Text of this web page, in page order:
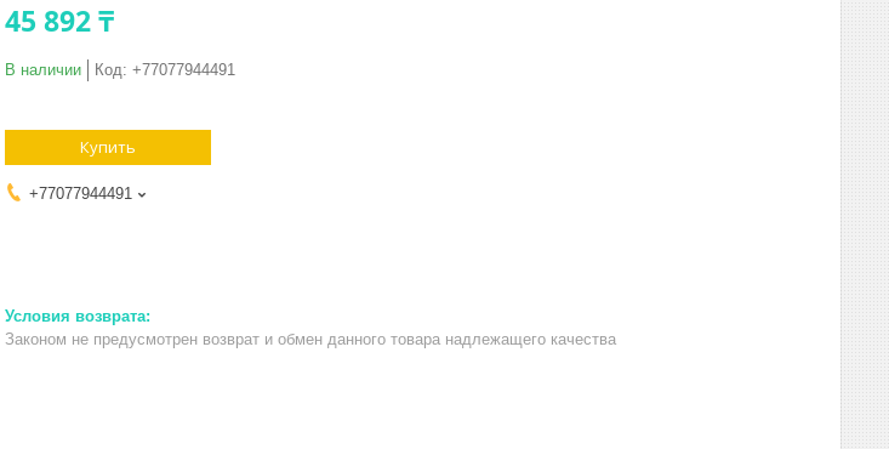
45 892 ₸
В наличии Код: +77077944491
Купить
+77077944491
Законом не предусмотрен возврат и обмен данного товара надлежащего качества